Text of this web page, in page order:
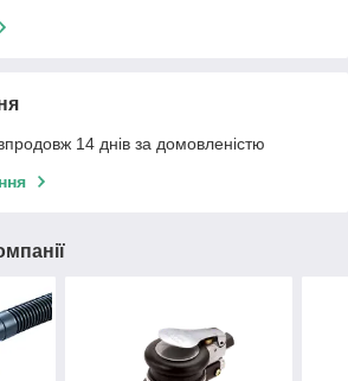
14 днів за домовленістю